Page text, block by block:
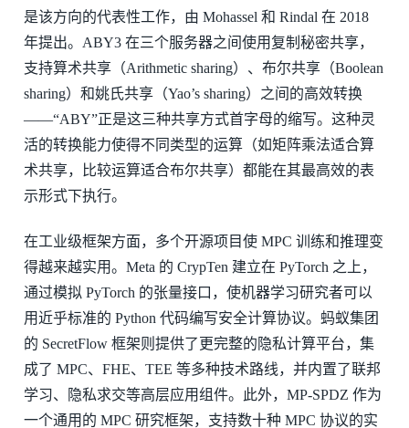
是该方向的代表性工作，由 Mohassel 和 Rindal 在 2018
年提出。ABY3 在三个服务器之间使用复制秘密共享，
支持算术共享（Arithmetic sharing）、布尔共享（Boolean
sharing）和姚氏共享（Yao’s sharing）之间的高效转换
——“ABY”正是这三种共享方式首字母的缩写。这种灵
活的转换能力使得不同类型的运算（如矩阵乘法适合算
术共享，比较运算适合布尔共享）都能在其最高效的表
示形式下执行。
在工业级框架方面，多个开源项目使 MPC 训练和推理变
得越来越实用。Meta 的 CrypTen 建立在 PyTorch 之上，
通过模拟 PyTorch 的张量接口，使机器学习研究者可以
用近乎标准的 Python 代码编写安全计算协议。蚂蚁集团
的 SecretFlow 框架则提供了更完整的隐私计算平台，集
成了 MPC、FHE、TEE 等多种技术路线，并内置了联邦
学习、隐私求交等高层应用组件。此外，MP-SPDZ 作为
一个通用的 MPC 研究框架，支持数十种 MPC 协议的实